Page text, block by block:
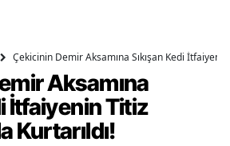
Çekicinin Demir Aksamına Sıkışan Kedi İtfaiyenin
Aksamına
İtfaiyenin Titiz
Kurtarıldı!